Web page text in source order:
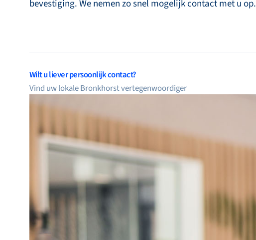
bevestiging. We nemen zo snel mogelijk contact met u op.
Wilt u liever persoonlijk contact?
Vind uw lokale Bronkhorst vertegenwoordiger